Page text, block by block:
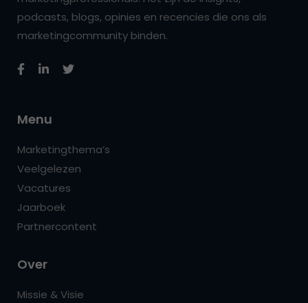
podcasts, blogs, opinies en recencies die ons als
marketingcommunity binden.
Menu
Marketingthema’s
Veelgelezen
Vacatures
Jaarboek
Partnercontent
Over
Missie & Visie